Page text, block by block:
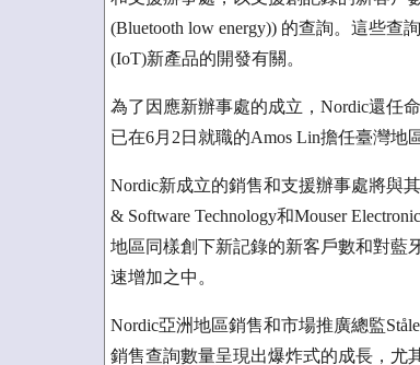
(Bluetooth low energy)) 的查詢。這些
(IoT)新產品的開發有關。
為了因應新辦事處的成立，Nordic還任
已在6月2日就職的Amos Lin擔任臺灣地
Nordic新成立的銷售和支援辦事處將與
& Software Technology和Mouser
地區同樣創下新記錄的新客戶數和對藍
速增加之中。
Nordic亞洲地區銷售和市場推廣總監
銷售查詢數量呈現出爆炸式的成長，尤